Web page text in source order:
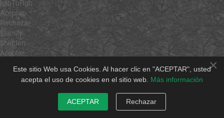
×
Este sitio Web usa Cookies. Al hacer clic en "ACEPTAR", usted
acepta el uso de cookies en el sitio web. Más información
ACEPTAR Rechazar
hsbToRgb
Aceptar
Rechazar
$family
$hidden
Aceptar
overloadSetter
Aceptar